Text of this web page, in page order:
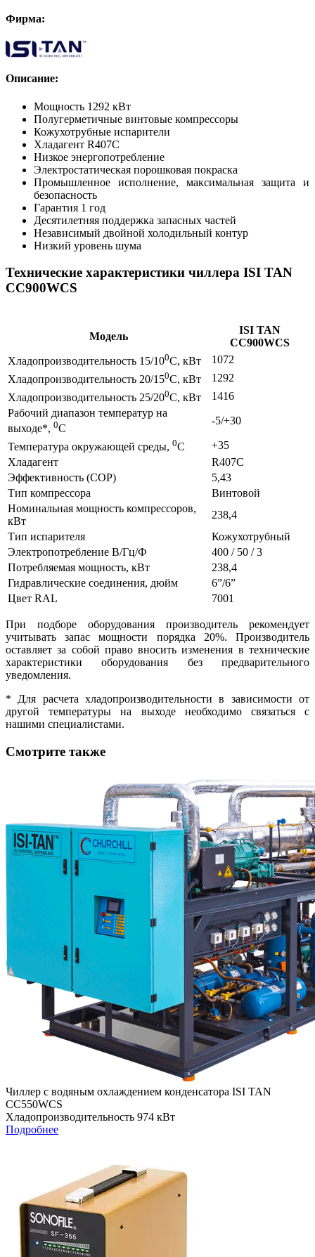
Фирма:
Описание:
Мощность 1292 кВт
Полугерметичные винтовые компрессоры
Кожухотрубные испарители
Хладагент R407C
Низкое энергопотребление
Электростатическая порошковая покраска
Промышленное исполнение, максимальная защита и
безопасность
Гарантия 1 год
Десятилетняя поддержка запасных частей
Независимый двойной холодильный контур
Низкий уровень шума
Технические характеристики чиллера ISI TAN
CC900WCS
Модель
ISI TAN
CC900WCS
Хладопроизводительность 15/100C, кВт
1072
Хладопроизводительность 20/150C, кВт
1292
Хладопроизводительность 25/200C, кВт
1416
Рабочий диапазон температур на
выходе*, 0C
-5/+30
Температура окружающей среды, 0C
+35
Хладагент
R407С
Эффективность (COP)
5,43
Тип компрессора
Винтовой
Номинальная мощность компрессоров,
кВт
238,4
Тип испарителя
Кожухотрубный
Электропотребление В/Гц/Ф
400 / 50 / 3
Потребляемая мощность, кВт
238,4
Гидравлические соединения, дюйм
6”/6”
Цвет RAL
7001
При подборе оборудования производитель рекомендует
учитывать запас мощности порядка 20%. Производитель
оставляет за собой право вносить изменения в технические
характеристики оборудования без предварительного
уведомления.
* Для расчета хладопроизводительности в зависимости от
другой температуры на выходе необходимо связаться с
нашими специалистами.
Смотрите также
Чиллер с водяным охлаждением конденсатора ISI TAN
CC550WCS
Хладопроизводительность 974 кВт
Подробнее